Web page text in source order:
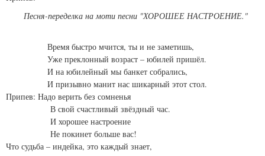
Песня-переделка на моти песни "ХОРОШЕЕ НАСТРОЕНИЕ."
Время быстро мчится, ты и не заметишь,
Уже преклонный возраст – юбилей пришёл.
И на юбилейный мы банкет собрались,
И призывно манит нас шикарный этот стол.
Припев: Надо верить без сомненья
В свой счастливый звёздный час.
И хорошее настроение
Не покинет больше вас!
Что судьба – индейка, это каждый знает,